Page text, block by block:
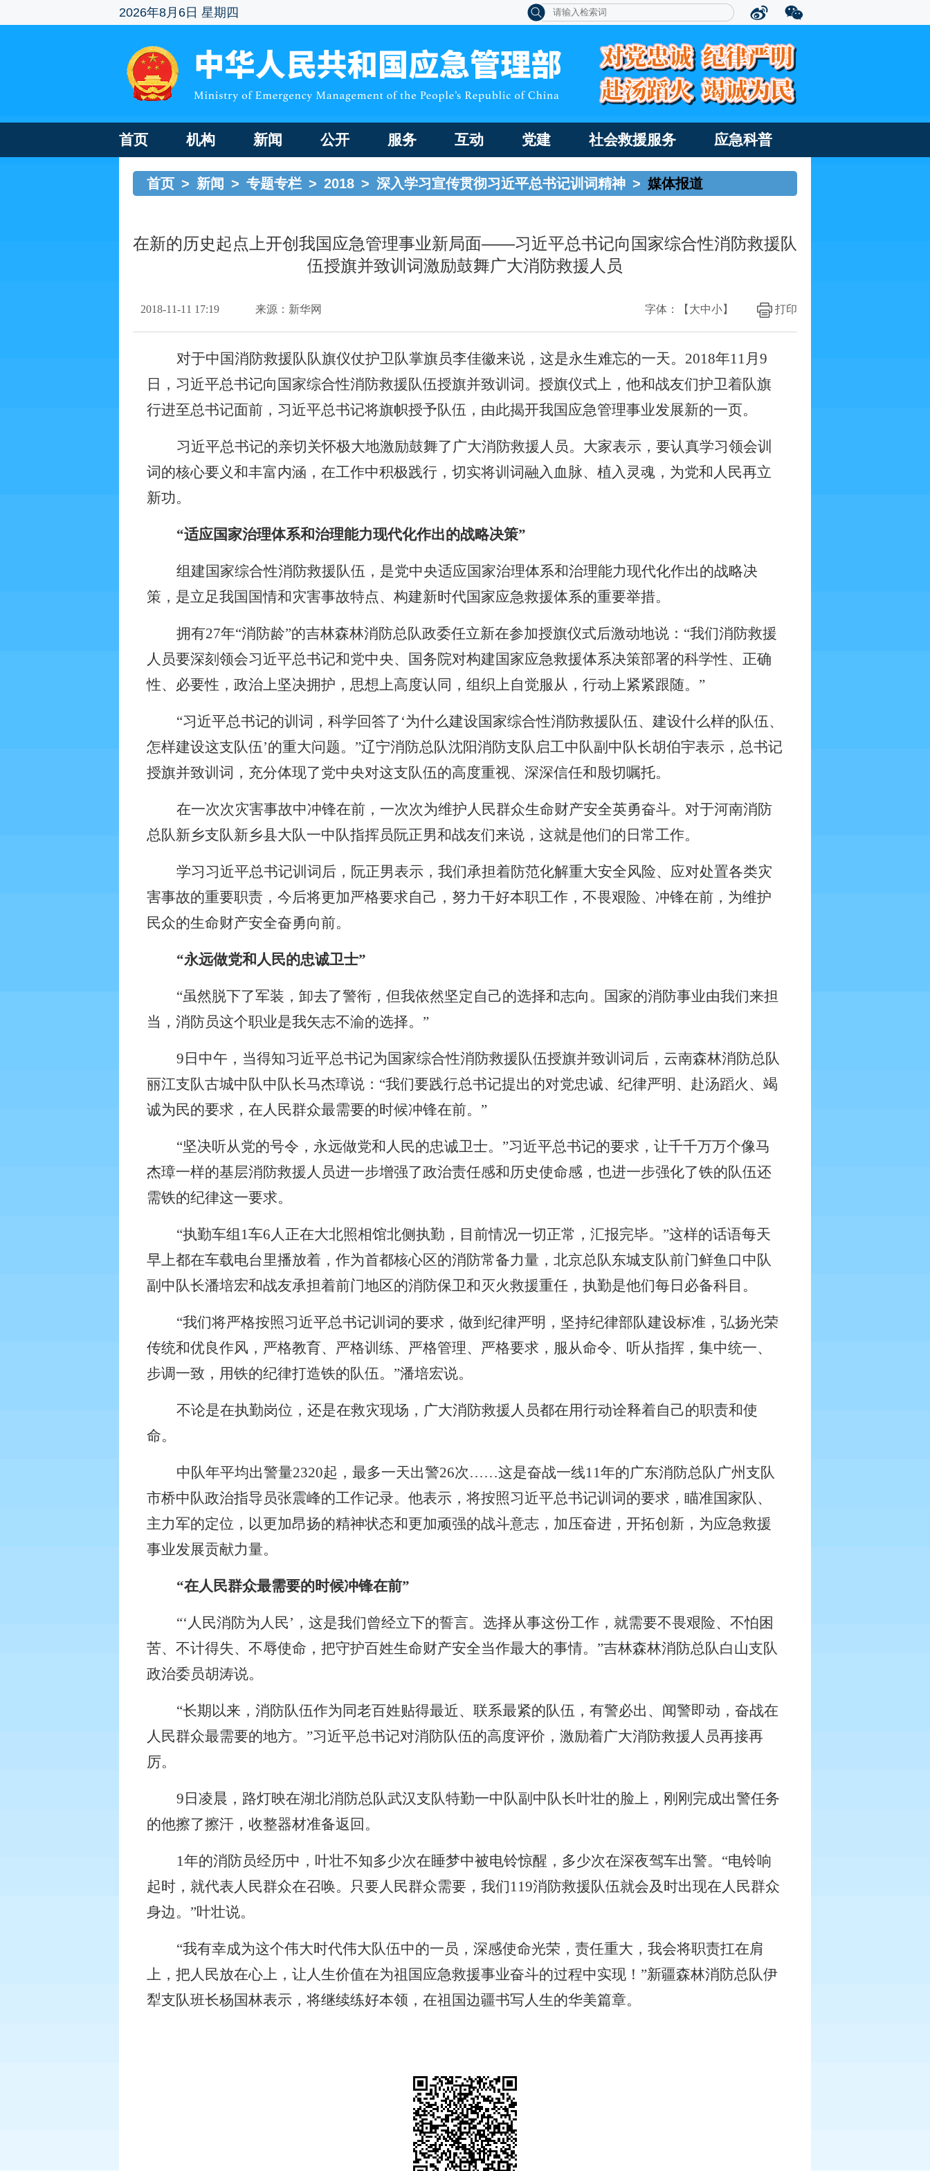
2026年8月6日 星期四
首页 机构 新闻 公开 服务 互动 党建 社会救援服务 应急科普
首页 > 新闻 > 专题专栏 > 2018 > 深入学习宣传贯彻习近平总书记训词精神 > 媒体报道
在新的历史起点上开创我国应急管理事业新局面——习近平总书记向国家综合性消防救援队
伍授旗并致训词激励鼓舞广大消防救援人员
2018-11-11 17:19 来源：新华网 打印
字体：【 大中小】
对于中国消防救援队队旗仪仗护卫队掌旗员李佳徽来说，这是永生难忘的一天。 2018年11月 9
日，习近平总书记向国家综合性消防救援队伍授旗并致训词。授旗仪式上，他和战友们护卫着队旗
行进至总书记面前，习近平总书记将旗帜授予队伍，由此揭开我国应急管理事业发展新的一页。
习近平总书记的亲切关怀极大地激励鼓舞了广大消防救援人员。大家表示，要认真学习领会训
词的核心要义和丰富内涵，在工作中积极践行，切实将训词融入血脉、植入灵魂，为党和人民再立
新功。
“适应国家治理体系和治理能力现代化作出的战略决策”
组建国家综合性消防救援队伍，是党中央适应国家治理体系和治理能力现代化作出的战略决
策，是立足我国国情和灾害事故特点、构建新时代国家应急救援体系的重要举措。
拥有27年“消防龄”的吉林森林消防总队政委任立新在参加授旗仪式后激动地说：“我们消防救援
人员要深刻领会习近平总书记和党中央、国务院对构建国家应急救援体系决策部署的科学性、正确
性、必要性，政治上坚决拥护，思想上高度认同，组织上自觉服从，行动上紧紧跟随。”
“习近平总书记的训词，科学回答了‘为什么建设国家综合性消防救援队伍、建设什么样的队伍、
怎样建设这支队伍’的重大问题。”辽宁消防总队沈阳消防支队启工中队副中队长胡伯宇表示，总书记
授旗并致训词，充分体现了党中央对这支队伍的高度重视、深深信任和殷切嘱托。
在一次次灾害事故中冲锋在前，一次次为维护人民群众生命财产安全英勇奋斗。对于河南消防
总队新乡支队新乡县大队一中队指挥员阮正男和战友们来说，这就是他们的日常工作。
学习习近平总书记训词后，阮正男表示，我们承担着防范化解重大安全风险、应对处置各类灾
害事故的重要职责，今后将更加严格要求自己，努力干好本职工作，不畏艰险、冲锋在前，为维护
民众的生命财产安全奋勇向前。
“永远做党和人民的忠诚卫士”
“虽然脱下了军装，卸去了警衔，但我依然坚定自己的选择和志向。国家的消防事业由我们来担
当，消防员这个职业是我矢志不渝的选择。”
9 日中午，当得知习近平总书记为国家综合性消防救援队伍授旗并致训词后，云南森林消防总队
丽江支队古城中队中队长马杰璋说：“我们要践行总书记提出的对党忠诚、纪律严明、赴汤蹈火、竭
诚为民的要求，在人民群众最需要的时候冲锋在前。”
“坚决听从党的号令，永远做党和人民的忠诚卫士。”习近平总书记的要求，让千千万万个像马
杰璋一样的基层消防救援人员进一步增强了政治责任感和历史使命感，也进一步强化了铁的队伍还
需铁的纪律这一要求。
“执勤车组 1车6人正在大北照相馆北侧执勤，目前情况一切正常，汇报完毕。”这样的话语每天
早上都在车载电台里播放着，作为首都核心区的消防常备力量，北京总队东城支队前门鲜鱼口中队
副中队长潘培宏和战友承担着前门地区的消防保卫和灭火救援重任，执勤是他们每日必备科目。
“我们将严格按照习近平总书记训词的要求，做到纪律严明，坚持纪律部队建设标准，弘扬光荣
传统和优良作风，严格教育、严格训练、严格管理、严格要求，服从命令、听从指挥，集中统一、
步调一致，用铁的纪律打造铁的队伍。”潘培宏说。
不论是在执勤岗位，还是在救灾现场，广大消防救援人员都在用行动诠释着自己的职责和使
命。
中队年平均出警量2320起，最多一天出警26次……这是奋战一线11年的广东消防总队广州支队
市桥中队政治指导员张震峰的工作记录。他表示，将按照习近平总书记训词的要求，瞄准国家队、
主力军的定位，以更加昂扬的精神状态和更加顽强的战斗意志，加压奋进，开拓创新，为应急救援
事业发展贡献力量。
“在人民群众最需要的时候冲锋在前”
“‘人民消防为人民’，这是我们曾经立下的誓言。选择从事这份工作，就需要不畏艰险、不怕困
苦、不计得失、不辱使命，把守护百姓生命财产安全当作最大的事情。”吉林森林消防总队白山支队
政治委员胡涛说。
“长期以来，消防队伍作为同老百姓贴得最近、联系最紧的队伍，有警必出、闻警即动，奋战在
人民群众最需要的地方。”习近平总书记对消防队伍的高度评价，激励着广大消防救援人员再接再
厉。
9 日凌晨，路灯映在湖北消防总队武汉支队特勤一中队副中队长叶壮的脸上，刚刚完成出警任务
的他擦了擦汗，收整器材准备返回。
1年的消防员经历中，叶壮不知多少次在睡梦中被电铃惊醒，多少次在深夜驾车出警。“电铃响
起时，就代表人民群众在召唤。只要人民群众需要，我们119消防救援队伍就会及时出现在人民群众
身边。”叶壮说。
“我有幸成为这个伟大时代伟大队伍中的一员，深感使命光荣，责任重大，我会将职责扛在肩
上，把人民放在心上，让人生价值在为祖国应急救援事业奋斗的过程中实现！”新疆森林消防总队伊
犁支队班长杨国林表示，将继续练好本领，在祖国边疆书写人生的华美篇章。